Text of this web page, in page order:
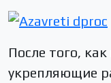
После того,
укрепляющие